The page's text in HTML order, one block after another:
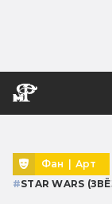
Фан | Арт
#STAR WARS